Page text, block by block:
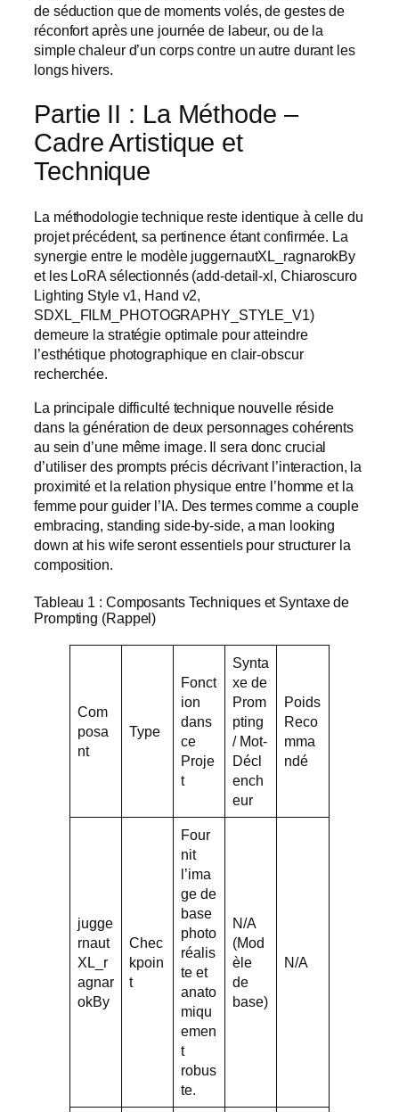
de séduction que de moments volés, de gestes de
réconfort après une journée de labeur, ou de la
simple chaleur d’un corps contre un autre durant les
longs hivers.
Partie II : La Méthode –
Cadre Artistique et
Technique
La méthodologie technique reste identique à celle du
projet précédent, sa pertinence étant confirmée. La
synergie entre le modèle juggernautXL_ragnarokBy
et les LoRA sélectionnés (add-detail-xl, Chiaroscuro
Lighting Style v1, Hand v2,
SDXL_FILM_PHOTOGRAPHY_STYLE_V1)
demeure la stratégie optimale pour atteindre
l’esthétique photographique en clair-obscur
recherchée.
La principale difficulté technique nouvelle réside
dans la génération de deux personnages cohérents
au sein d’une même image. Il sera donc crucial
d’utiliser des prompts précis décrivant l’interaction, la
proximité et la relation physique entre l’homme et la
femme pour guider l’IA. Des termes comme a couple
embracing, standing side-by-side, a man looking
down at his wife seront essentiels pour structurer la
composition.
Tableau 1 : Composants Techniques et Syntaxe de
Prompting (Rappel)
Com
posa
nt
Type
Fonct
ion
dans
ce
Proje
t
Synta
xe de
Prom
pting
/ Mot-
Décl
ench
eur
Poids
Reco
mma
ndé
jugge
rnaut
XL_r
agnar
okBy
Chec
kpoin
t
Four
nit
l’ima
ge de
base
photo
réalis
te et
anato
miqu
emen
t
robus
te.
N/A
(Mod
èle
de
base)
N/A